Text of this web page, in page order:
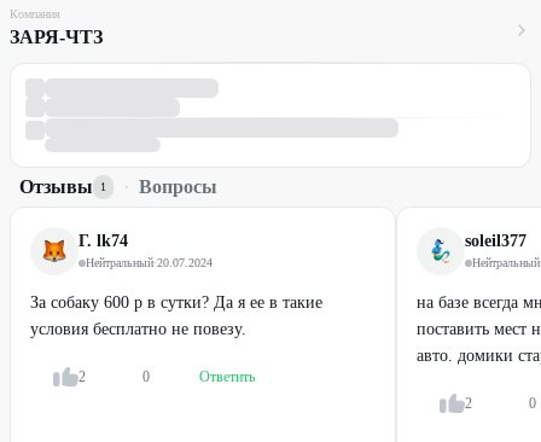
Время заезда - с 16:00
При бронировании необходимо внести оплату в размере 50%
от стоимости со скидкой. Порядок внесения и условия возврата
необходимо уточнить по телефонам, указанным в акции.
Один промокод действует на один заезд.
телефону:+7 (351) 776-18-02
Стоимость оплачивается на месте.
Промокод не суммируется с другими действующими
предложениями базы отдыха.
Компания
ЗАРЯ-ЧТЗ
Отзывы 1 · Вопросы
Г. lk74
Нейтральный·20.07.2024
За собаку 600 р в сутки? Да я ее в такие
условия бесплатно не повезу.
2 0 Ответить
soleil377
Нейтральный
на базе всегда
поставить мест
авто. домики
2 0